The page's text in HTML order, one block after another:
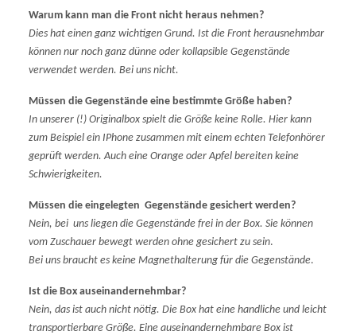
Warum kann man die Front nicht heraus nehmen?
Dies hat einen ganz wichtigen Grund. Ist die Front herausnehmbar
können nur noch ganz dünne oder kollapsible Gegenstände
verwendet werden. Bei uns nicht.
Müssen die Gegenstände eine bestimmte Größe haben?
In unserer (!) Originalbox spielt die Größe keine Rolle. Hier kann
zum Beispiel ein IPhone zusammen mit einem echten Telefonhörer
geprüft werden.Auch eine Orange oder Apfel bereiten keine
Schwierigkeiten.
Müssen die eingelegten Gegenstände gesichert werden?
Nein, bei uns liegen die Gegenstände frei in der Box. Sie können
vom Zuschauer bewegt werden ohne gesichert zu sein.
Bei uns braucht es keine Magnethalterung für die Gegenstände.
Ist die Box auseinandernehmbar?
Nein, das ist auch nicht nötig. Die Box hat eine handliche und leicht
transportierbare Größe. Eine auseinandernehmbare Box ist